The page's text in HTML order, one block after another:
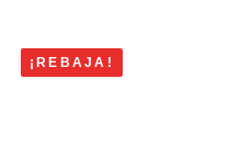
¡REBAJA!